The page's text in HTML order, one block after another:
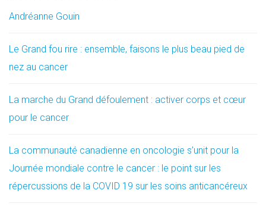
Andréanne Gouin
Le Grand fou rire : ensemble, faisons le plus beau pied de
nez au cancer
La marche du Grand défoulement : activer corps et cœur
pour le cancer
La communauté canadienne en oncologie s’unit pour la
Journée mondiale contre le cancer : le point sur les
répercussions de la COVID 19 sur les soins anticancéreux